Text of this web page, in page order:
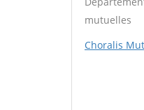
mutuelles
Choralis